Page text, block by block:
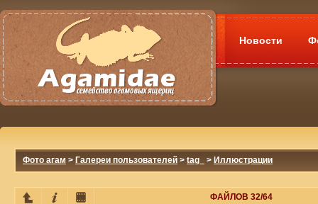
Новости
Фото агам > Галереи пользователей > tag_ > Иллюстрации
ФАЙЛОВ 32/64